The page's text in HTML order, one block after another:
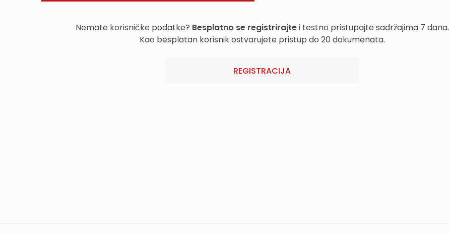
Nemate korisničke podatke? Besplatno se registrirajtei testno pristupajte sadržajima 7 dana.
Kao besplatan korisnik ostvarujete pristup do 20 dokumenata.
REGISTRACIJA